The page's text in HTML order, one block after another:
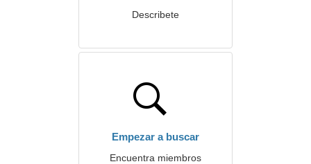
Describete
Empezar a buscar
Encuentra miembros